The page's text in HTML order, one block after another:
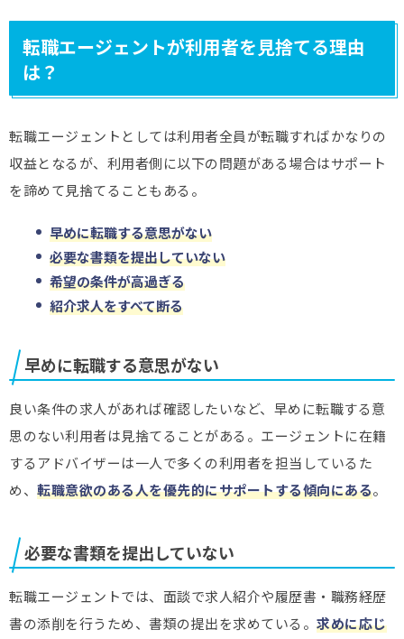
転職エージェントが利用者を見捨てる理由
は？
転職エージェントとしては利用者全員が転職すればかなりの
収益となるが、利用者側に以下の問題がある場合はサポート
を諦めて見捨てることもある。
早めに転職する意思がない
必要な書類を提出していない
希望の条件が高過ぎる
紹介求人をすべて断る
早めに転職する意思がない
良い条件の求人があれば確認したいなど、早めに転職する意
思のない利用者は見捨てることがある。エージェントに在籍
するアドバイザーは一人で多くの利用者を担当しているた
め、 転職意欲のある人を優先的にサポートする傾向にある。
必要な書類を提出していない
転職エージェントでは、面談で求人紹介や履歴書・職務経歴
書の添削を行うため、書類の提出を求めている。 求めに応じ